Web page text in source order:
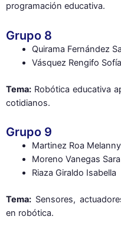
programación educativa.
Grupo 8
Quirama Fernández
Vásquez Rengifo Sofía
Tema: Robótica educativa
cotidianos.
Grupo 9
Martinez Roa
Moreno Vanegas
Riaza Giraldo Isabella
Tema: Sensores,
en robótica.